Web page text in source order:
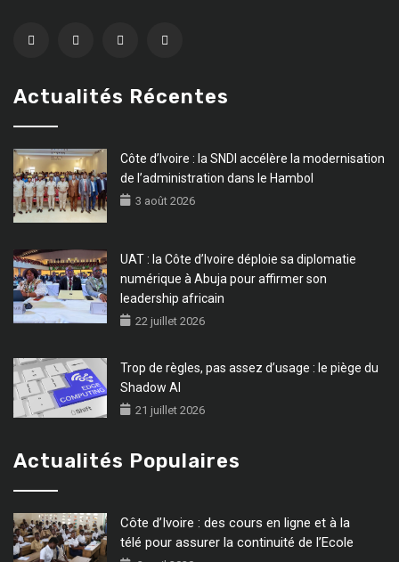
Actualités Récentes
Côte d’Ivoire : la SNDI accélère la modernisation
de l’administration dans le Hambol
3 août 2026
UAT : la Côte d’Ivoire déploie sa diplomatie
numérique à Abuja pour affirmer son
leadership africain
22 juillet 2026
Trop de règles, pas assez d’usage : le piège du
Shadow AI
21 juillet 2026
Actualités Populaires
Côte d’Ivoire : des cours en ligne et à la
télé pour assurer la continuité de l’Ecole